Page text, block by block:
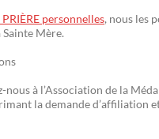
personnelles, nous les
Mère.
nous à l’Association de la
la demande d’affiliation